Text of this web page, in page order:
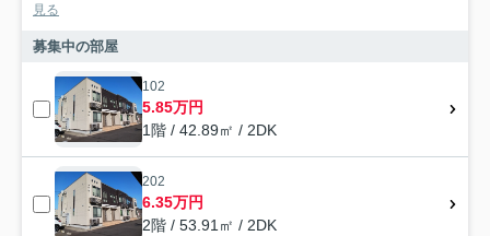
見る
募集中の部屋
102
5.85万円
1階 / 42.89㎡ / 2DK
202
6.35万円
2階 / 53.91㎡ / 2DK